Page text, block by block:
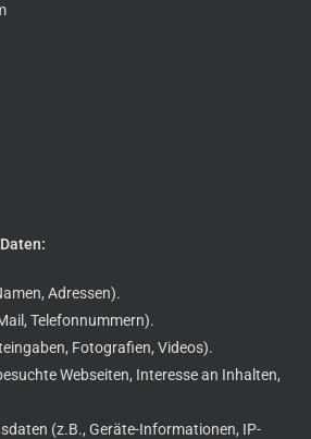
Adressen).
Telefonnummern).
Fotografien, Videos).
Webseiten, Interesse an Inhalten,
(z.B., Geräte-Informationen, IP-